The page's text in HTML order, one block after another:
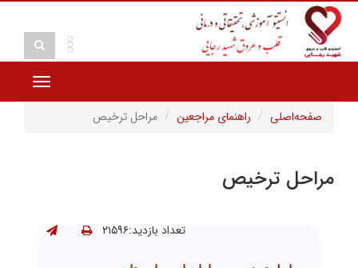
Toggle
صفحه‌اصلی
راهنمای مراجعین مراحل ترخیص
مراحل ترخیص
تعداد بازدید:۲۱۵۹۶